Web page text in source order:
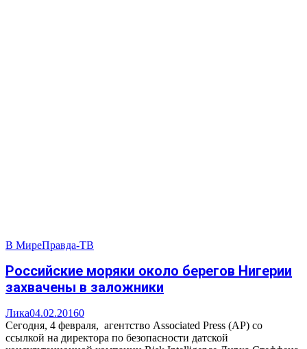
В МиреПравда-ТВ
Российские моряки около берегов Нигерии
захвачены в заложники
Лика04.02.20160
Сегодня, 4 февраля, агентство Associated Press (AP) со
ссылкой на директора по безопасности датской